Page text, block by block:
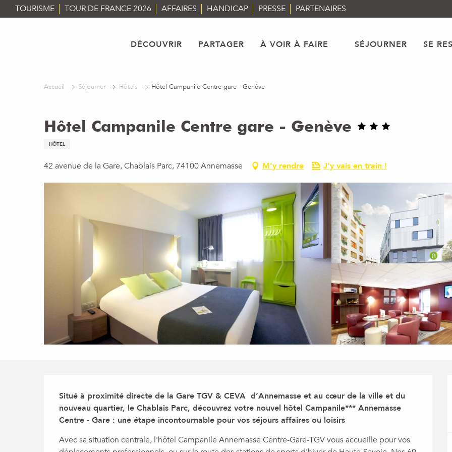
Aller
au
TOURISME TOUR DE FRANCE 2026 AFFAIRES HANDICAP PRESSE PARTENAIRES
DÉCOUVRIR PARTAGER À VOIR À FAIRE SÉJOURNER SE
Accueil Séjourner Hôtels Hôtel Campanile Centre gare - Genève
Hôtel Campanile Centre gare - Genève
HÔTEL
42 avenue de la Gare, Chablais Parc, 74100 Annemasse M'y rendre J'y vais en train !
Description
Situé à proximité directe de la Gare TGV & CEVA  d’Annemasse et au cœur de la ville et du
nouveau quartier, le Chablais Parc, découvrez votre nouvel hôtel Campanile*** Annemasse
Centre - Gare : une étape incontournable pour vos séjours affaires ou loisirs
Avec sa situation centrale, l'hôtel Campanile Annemasse Centre-Gare-TGV vous accueille pour vos